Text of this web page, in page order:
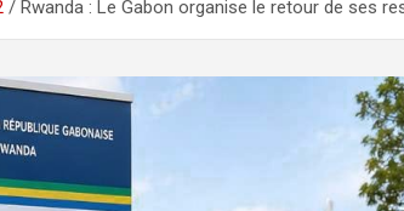
Rwanda : Le Gabon organise le retour de ses